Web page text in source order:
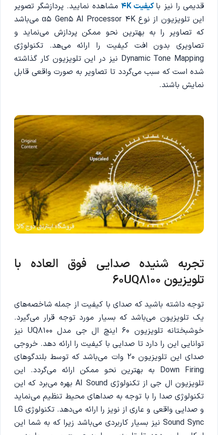
قدیمی را نیز باکیفیت 4K
مشاهده نمایید. پردازشگر تصویر
این تلویزیون از نوع α5 Gen5 AI Processor 4K می‌باشد
که تصاویر را به بهترین نحو ممکن پردازش می‌نماید و
تصاویری بدون افت کیفیت را ارائه می‌هد. تکنولوژی
Dynamic Tone Mapping نیز در این تلویزیون کار گذاشته
شده است که سبب می‌گردد تا تصاویر به صورت واقعی قابل
نمایش باشند.
تجربه شنیده صدایی فوق العاده با
تلویزیون 60UQ8100
توجه داشته باشید که صدای با کیفیت از جمله شاخصه‌های
یک تلویزیون می‌باشد که بسیار مورد توجه قرار می‌گیرد.
خوشبختانه تلویزیون 60 اینچ ال جی مدل UQ8100 نیز
توانایی این را دارد تا صدایی با کیفیت را ارائه دهد. خروجی
صدای این تلویزیون 20 وات می‌باشد که توسط بلندگوهای
Down Firing به بهترین نحو ممکن ارائه می‌گردد. این
تلویزیون ال جی از تکنولوژی AI Sound بهره می‌برد که این
تکنولوژی صدا را با توجه به صداهای محیط تنظیم می‌نماید
و صدایی واقعی و عاری از نویز را ارائه می‌دهد. تکنولوژی LG
Sound Sync نیز بسیار کاربردی می‌باشد زیرا که به شما این